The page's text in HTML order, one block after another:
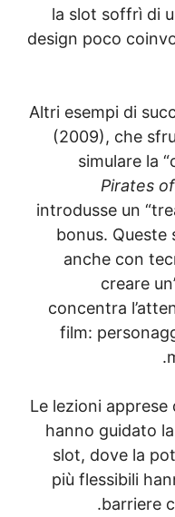
la slot
design
Altri
(2009),
bonus.
anche
film:
Le lezioni
hanno
slot,
più